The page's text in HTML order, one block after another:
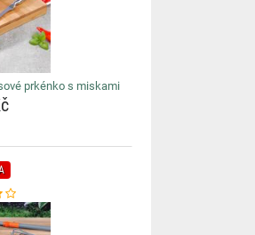
prkénko s miskami